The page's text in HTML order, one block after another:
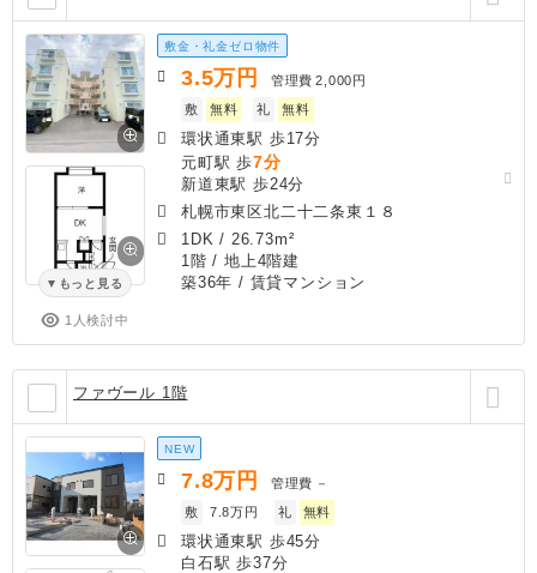
もっと見る
1人検討中
敷金・礼金ゼロ物件
3.5万円 管理費 2,000円
敷
無料 礼 無料
環状通東駅 歩17分
元町駅 歩7分
新道東駅 歩24分
札幌市東区北二十二条東１８
1DK / 26.73m²
1階 / 地上4階建
築36年 / 賃貸マンション
ファヴール 1階
NEW
7.8万円 管理費 －
敷
7.8万円 礼 無料
環状通東駅 歩45分
白石駅 歩37分